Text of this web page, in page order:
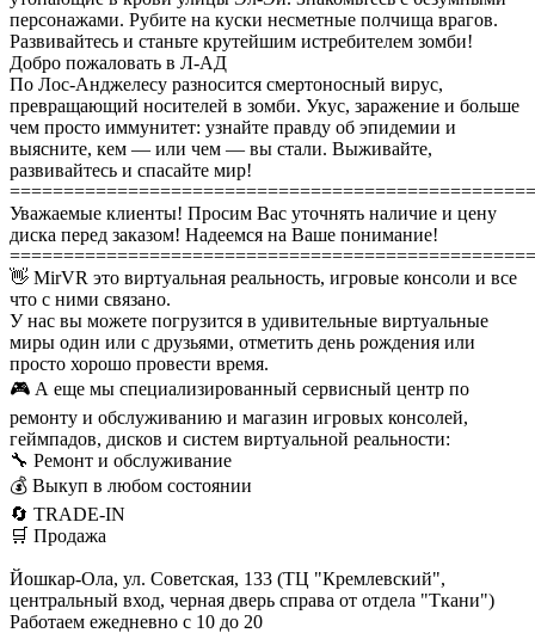
персонажами. Рубите на куски несметные полчища врагов.
Развивайтесь и станьте крутейшим истребителем зомби!
Добро пожаловать в Л-АД
По Лос-Анджелесу разносится смертоносный вирус,
превращающий носителей в зомби. Укус, заражение и больше
чем просто иммунитет: узнайте правду об эпидемии и
выясните, кем — или чем — вы стали. Выживайте,
развивайтесь и спасайте мир!
Уважаемые клиенты! Просим Вас уточнять наличие и цену
диска перед заказом! Надеемся на Ваше понимание!
👋 MirVR это виртуальная реальность, игровые консоли и все
что с ними связано.
У нас вы можете погрузится в удивительные виртуальные
миры один или с друзьями, отметить день рождения или
просто хорошо провести время.
🎮 А еще мы специализированный сервисный центр по
ремонту и обслуживанию и магазин игровых консолей,
геймпадов, дисков и систем виртуальной реальности:
🔧 Ремонт и обслуживание
💰 Выкуп в любом состоянии
🔄 TRADE-IN
🛒 Продажа
Йошкар-Ола, ул. Советская, 133 (ТЦ "Кремлевский",
центральный вход, черная дверь справа от отдела "Ткани")
Работаем ежедневно с 10 до 20